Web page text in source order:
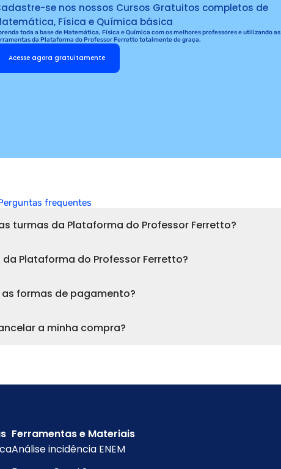
se nos nossos Cursos Gratuitos completos de
Física e Química básica
toda a base de Matemática, Física e Química com os melhores professores e utilizando as
da Plataforma do Professor Ferretto totalmente de graça.
Acesse agora gratuitamente
frequentes
turmas da Plataforma do Professor Ferretto?
Plataforma do Professor Ferretto?
as formas de pagamento?
a minha compra?
Ferramentas e Materiais
Análise incidência ENEM